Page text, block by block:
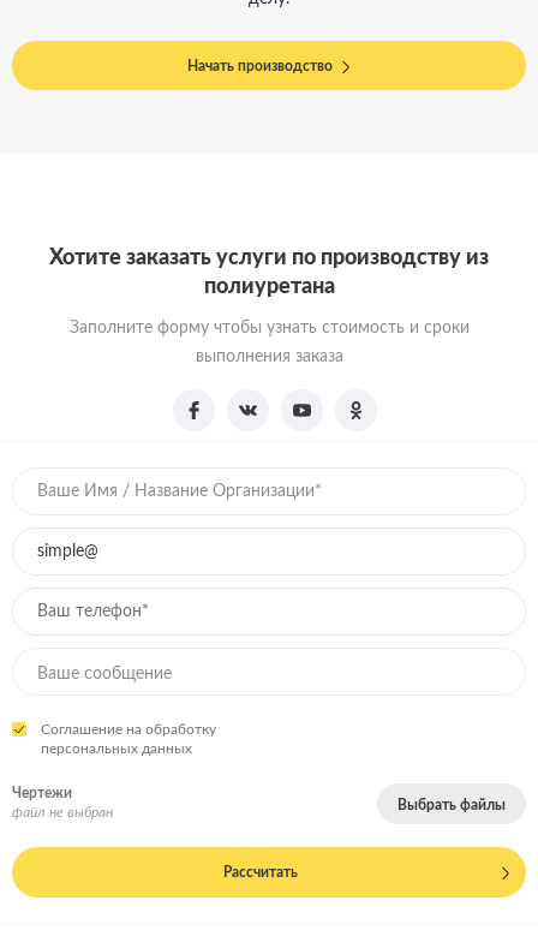
Начать производство
Хотите заказать услуги по производству из
полиуретана
Заполните форму чтобы узнать стоимость и сроки
выполнения заказа
Соглашение на обработку
персональных данных
Чертежи
файл не выбран
Выбрать файлы
Рассчитать